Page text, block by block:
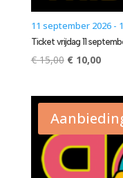
11 september 2026 -
Ticket vrijdag 11
€15,00
€ 15,00.
€10,00
€